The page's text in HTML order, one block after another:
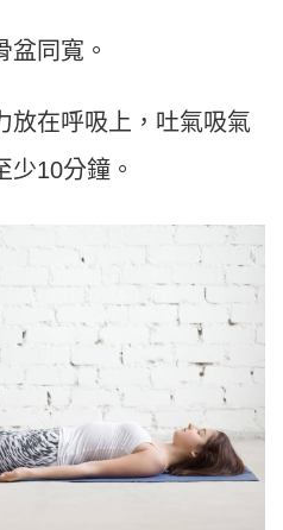
盆同寬。
放在呼吸上，吐氣吸氣
少10分鐘。